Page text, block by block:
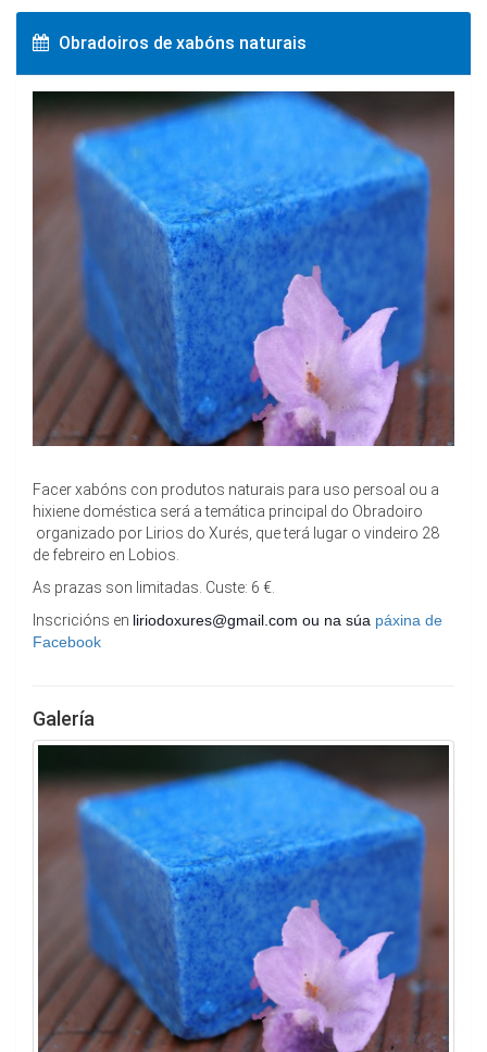
Obradoiros de xabóns naturais
Facer xabóns con produtos naturais para uso persoal ou a
hixiene doméstica será a temática principal do Obradoiro
organizado por Lirios do Xurés, que terá lugar o vindeiro 28
de febreiro en Lobios.
As prazas son limitadas. Custe: 6 €.
Inscricións en liriodoxures@gmail.com ou na súa páxina de
Facebook
Galería